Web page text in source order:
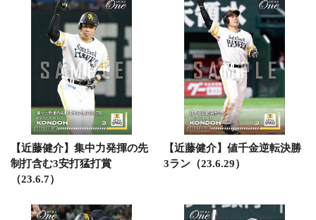
【近藤健介】集中力発揮の先
制打含む3安打猛打賞
（23.6.7）
【近藤健介】値千金逆転決勝
3ラン（23.6.29）